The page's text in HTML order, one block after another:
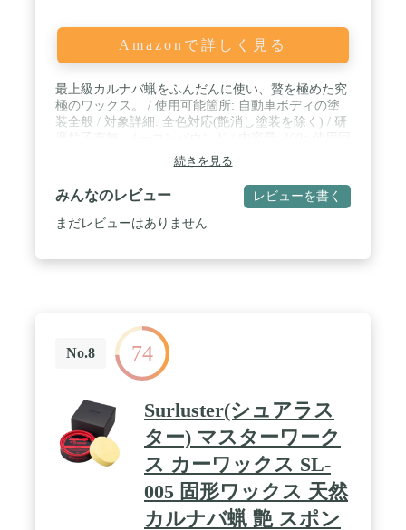
Amazonで詳しく見る
最上級カルナバ蝋をふんだんに使い、贅を極めた究
極のワックス。 / 使用可能箇所: 自動車ボディの塗
装全般 / 対象詳細: 全色対応(艶消し塗装を除く) / 研
続きを見る
みんなのレビュー レビューを書く
まだレビューはありません
No.8 74
Surluster(シュアラス
ター) マスターワーク
ス カーワックス SL-
005 固形ワックス 天然
カルナバ蝋 艶 スポン